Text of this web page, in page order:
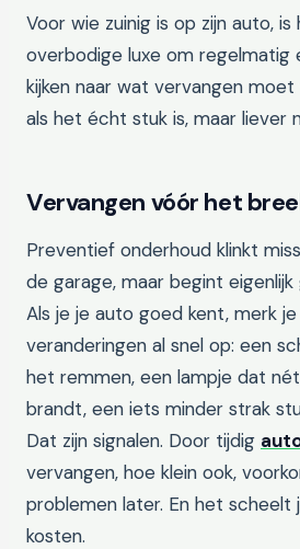
Voor wie zuinig is op zijn auto,
overbodige luxe om regelmatig
kijken naar wat vervangen
als het écht stuk is, maar liever
Vervangen vóór het
Preventief onderhoud klinkt
de garage, maar begint eigenlijk
Als je je auto goed kent, merk
veranderingen al snel op: een
het remmen, een lampje dat
brandt, een iets minder strak
Dat zijn signalen. Door tijdig
vervangen, hoe klein ook,
problemen later. En het scheelt
kosten.